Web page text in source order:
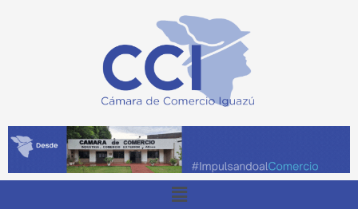
Menu